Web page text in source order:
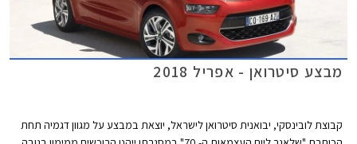
מבצע סיטרואן - אפריל 2018
קבוצת לובינסקי, יבואנית סיטרואן לישראל, יוצאת במבצע על מגוון דגמיה תחת